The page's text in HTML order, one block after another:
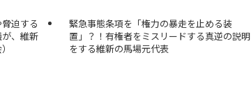
迫する
、維新
緊急事態条項を「権力の暴走を止める装
置」？！有権者をミスリードする真逆の説明
をする維新の馬場元代表